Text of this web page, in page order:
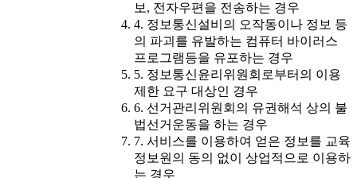
보, 전자우편을 전송하는 경우
4. 정보통신설비의 오작동이나 정보 등
의 파괴를 유발하는 컴퓨터 바이러스
프로그램등을 유포하는 경우
5. 정보통신윤리위원회로부터의 이용
제한 요구 대상인 경우
6. 선거관리위원회의 유권해석 상의 불
법선거운동을 하는 경우
7. 서비스를 이용하여 얻은 정보를 교육
정보원의 동의 없이 상업적으로 이용하
는 경우